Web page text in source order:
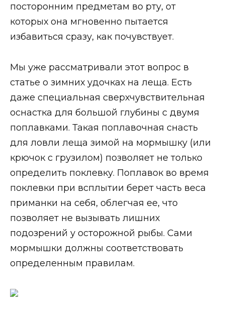
посторонним предметам во рту, от
которых она мгновенно пытается
избавиться сразу, как почувствует.
Мы уже рассматривали этот вопрос в
статье о зимних удочках на леща. Есть
даже специальная сверхчувствительная
оснастка для большой глубины с двумя
поплавками. Такая поплавочная снасть
для ловли леща зимой на мормышку (или
крючок с грузилом) позволяет не только
определить поклевку. Поплавок во время
поклевки при всплытии берет часть веса
приманки на себя, облегчая ее, что
позволяет не вызывать лишних
подозрений у осторожной рыбы. Сами
мормышки должны соответствовать
определенным правилам.